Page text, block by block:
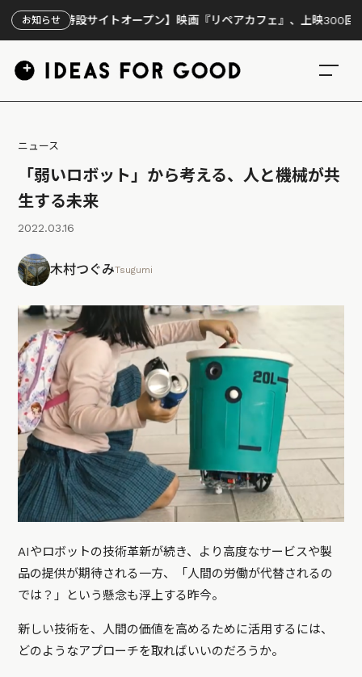
お知らせ
【特設サイトオープン】映画『リペアカフェ』、上映300回の先で見
ニュース
「弱いロボット」から考える、人と機械が共
生する未来
2022.03.16
木村つぐみTsugumi
AIやロボットの技術革新が続き、より高度なサービスや製
品の提供が期待される一方、「人間の労働が代替されるの
では？」という懸念も浮上する昨今。
新しい技術を、人間の価値を高めるために活用するには、
どのようなアプローチを取ればいいのだろうか。